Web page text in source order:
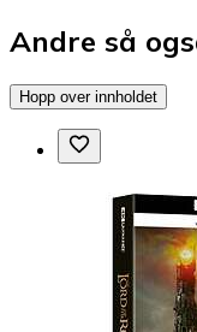
Andre så
Hopp over innholdet